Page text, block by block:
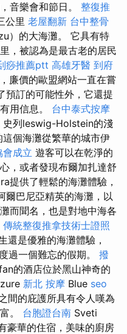
音樂會和節日。 整復推
公里 老屋翻新 台中整骨
）的大海灘。 它具有特
，被認為是最古老的居民
痧推薦ptt 高雄牙醫 到府
廉價的歐盟網站一直在嘗
預訂的可能性外，它還提
用信息。 台中泰式按摩
史列leswig-Holstein的淺
個海灘從繁華的城市伊
會成立 遊客可以在乾淨的
，或者發現布爾加扎達舒
提供了輕鬆的海灘體驗，
爾巴尼亞精英的海灘，以
而聞名，也是對地中海各
傳統整復推拿技術士證照
還是優雅的海灘體驗，
過一個難忘的假期。 撥
的酒店位於黑山神奇的
新北 按摩 Blue seo
間的庇護所具有令人嘆為
。 台胞證台南 Sveti
豪華的住宿，美味的廚房